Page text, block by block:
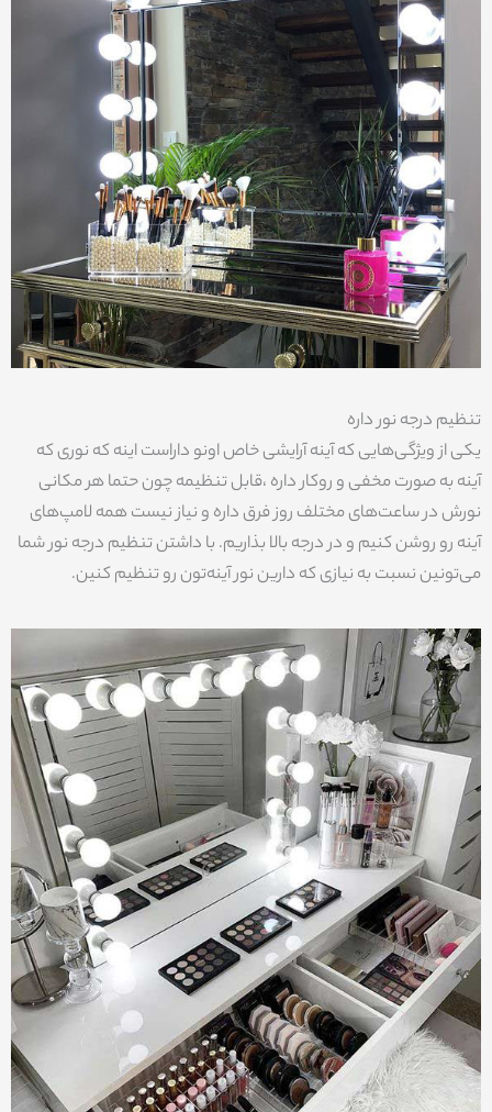
تنظیم درجه نور داره
یکی از ویژگی‌هایی که آینه آرایشی خاص اونو داراست اینه که نوری که
آینه به صورت مخفی و روکار داره ،قابل تنظیمه چون حتما هر مکانی
نورش در ساعت‌های مختلف روز فرق داره و نیاز نیست همه لامپ‌های
آینه‌ رو روشن کنیم و در درجه بالا بذاریم. با داشتن تنظیم درجه نور شما
می‌تونین نسبت به نیازی که دارین نور آینه‌تون رو تنظیم کنین.